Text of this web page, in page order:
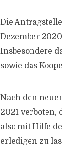
Die
Dezember
Insbesondere
sowie das
Nach den
2021 verboten,
also mit Hilfe
erledigen zu